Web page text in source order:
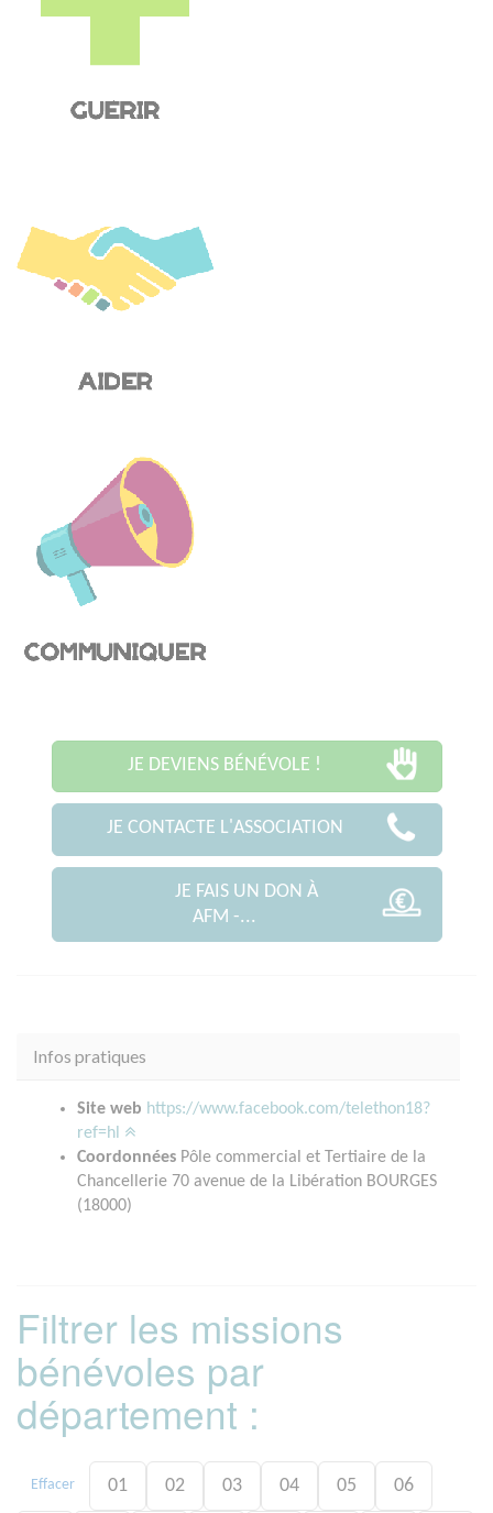
JE DEVIENS BÉNÉVOLE !
JE CONTACTE L'ASSOCIATION
JE FAIS UN DON À
AFM -...
Infos pratiques
Site web https://www.facebook.com/telethon18?
ref=hl
Coordonnées Pôle commercial et Tertiaire de la
Chancellerie 70 avenue de la Libération BOURGES
(18000)
Filtrer les missions
bénévoles par
département :
Effacer 01 02 03 04 05 06